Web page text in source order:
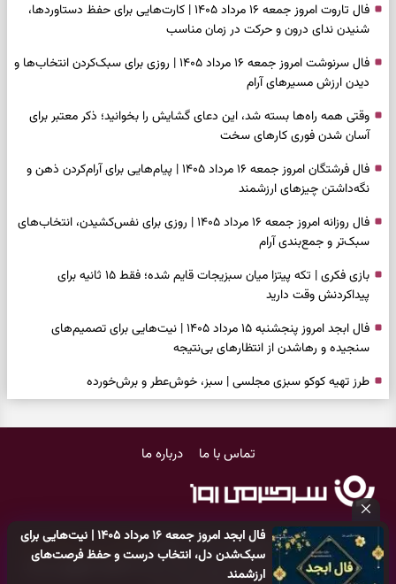
فال ابجد امروز جمعه ۱۶ مرداد ۱۴۰۵ | نیت‌هایی برای
سبک‌شدن دل، انتخاب درست و حفظ فرصت‌های
ارزشمند
فال تاروت امروز جمعه ۱۶ مرداد ۱۴۰۵ | کارت‌هایی برای حفظ دستاوردها،
شنیدن ندای درون و حرکت در زمان مناسب
فال سرنوشت امروز جمعه ۱۶ مرداد ۱۴۰۵ | روزی برای سبک‌کردن انتخاب‌ها و
دیدن ارزش مسیرهای آرام
وقتی همه راه‌ها بسته شد، این دعای گشایش را بخوانید؛ ذکر معتبر برای
آسان شدن فوری کارهای سخت
فال فرشتگان امروز جمعه ۱۶ مرداد ۱۴۰۵ | پیام‌هایی برای آرام‌کردن ذهن و
نگه‌داشتن چیزهای ارزشمند
فال روزانه امروز جمعه ۱۶ مرداد ۱۴۰۵ | روزی برای نفس‌کشیدن، انتخاب‌های
سبک‌تر و جمع‌بندی آرام
بازی فکری | تکه پیتزا میان سبزیجات قایم شده؛ فقط ۱۵ ثانیه برای
پیداکردنش وقت دارید
فال ابجد امروز پنجشنبه ۱۵ مرداد ۱۴۰۵ | نیت‌هایی برای تصمیم‌های
سنجیده و رهاشدن از انتظارهای بی‌نتیجه
طرز تهیه کوکو سبزی مجلسی | سبز، خوش‌عطر و برش‌خورده
باارزش‌ترین چیز زندگی‌تان را نشان می‌دهد
انتخاب مسیرهای کم‌هزینه‌تر
برای خانه‌دار شدن این دعا را بخوانید | دعایی کوتاه برای رسیدن به خانه‌ای
تماس با ما درباره ما
کلیه حقوق مادی و معنوی این سایت متعلق بهپایگاه خبری سرگرمی روز
می‌باشد و هر گونه کپی‌برداری توسط دیگر سایت‌ها
اکیدا ممنوع
می‌باشد